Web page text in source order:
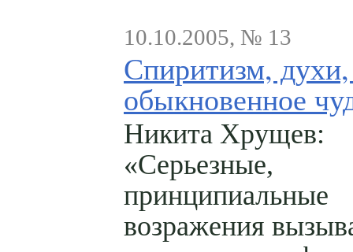
10.10.2005, № 13
Спиритизм,
обыкновенное
Никита Хрущев:
«Серьезные,
принципиальные
возражения